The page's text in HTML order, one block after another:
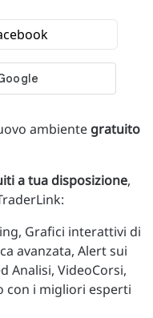
ambiente gratuito
a tua disposizione,
Grafici interattivi di
avanzata, Alert sui
Analisi, VideoCorsi,
con i migliori esperti